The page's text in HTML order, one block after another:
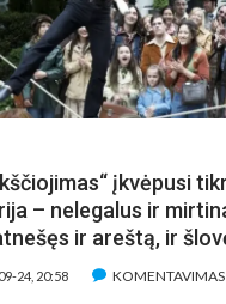
įkvėpusi
– nelegalus ir
ir areštą, ir
24, 20:58 KOMENTAVIMAS